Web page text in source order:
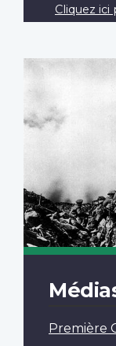
Cliquez
Première